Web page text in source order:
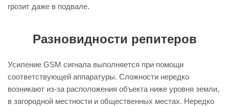
грозит даже в подвале.
Разновидности репитеров
Усиление GSM сигнала выполняется при помощи
соответствующей аппаратуры. Сложности нередко
возникают из-за расположения объекта ниже уровня земли,
в загородной местности и общественных местах. Нередко